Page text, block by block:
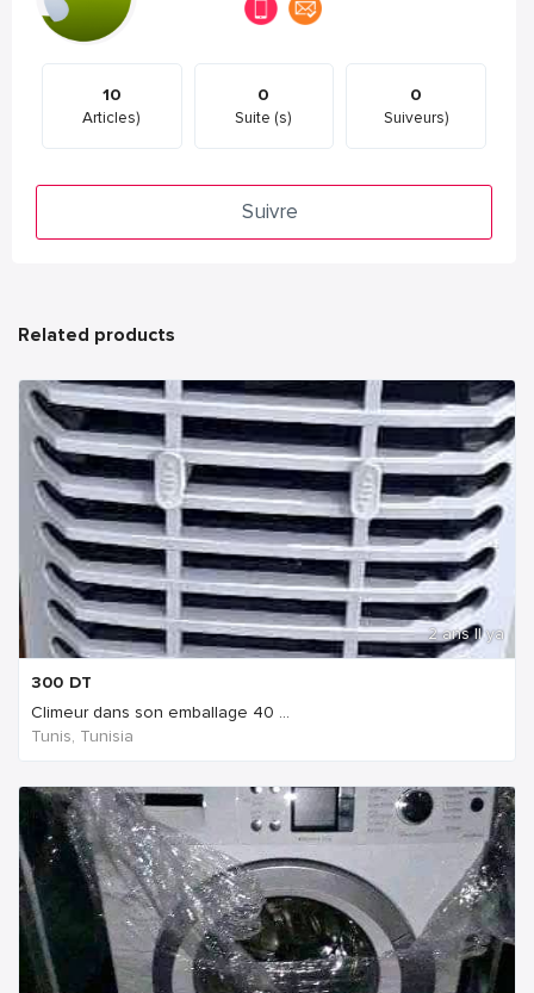
10
Articles)
0
Suite (s)
0
Suiveurs)
Suivre
Related products
2 ans Il ya
300 DT
Climeur dans son emballage 40 ...
Tunis, Tunisia